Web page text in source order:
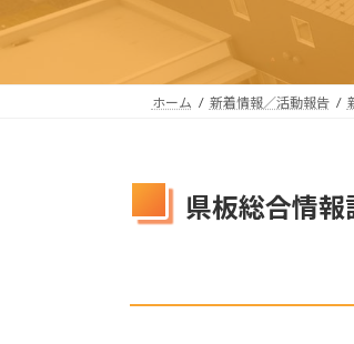
ホーム 新着情報／活動報告
県板総合情報